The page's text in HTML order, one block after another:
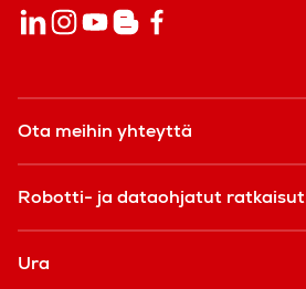
Ota meihin yhteyttä
Robotti- ja dataohjatut ratkaisut
Ura